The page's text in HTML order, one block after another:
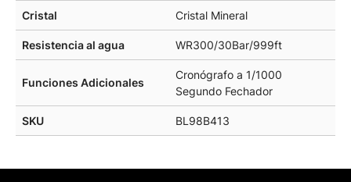
Cristal Cristal Mineral
Resistencia al agua WR300/30Bar/999ft
Funciones Adicionales
Cronógrafo a 1/1000
Segundo Fechador
SKU BL98B413